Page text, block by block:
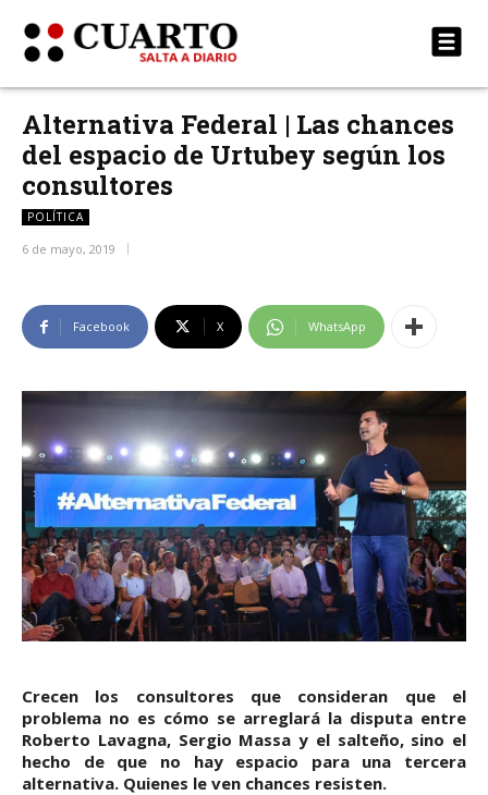
Alternativa Federal | Las chances
del espacio de Urtubey según los
consultores
POLÍTICA
6 de mayo, 2019
Facebook X WhatsApp
Crecen los consultores que consideran que el
problema no es cómo se arreglará la disputa entre
Roberto Lavagna, Sergio Massa y el salteño, sino el
hecho de que no hay espacio para una tercera
alternativa. Quienes le ven chances resisten.